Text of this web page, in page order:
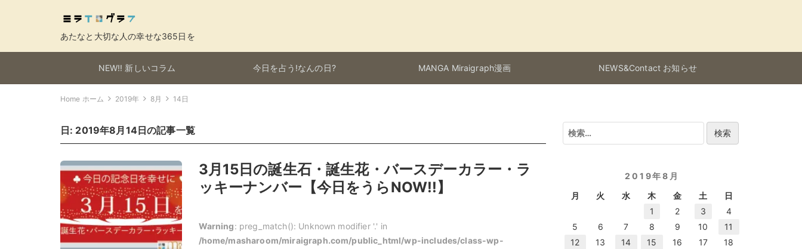
あたなと大切な人の幸せな365日を
NEW!! 新しいコラム 今日を占う!なんの日? MANGA Miraigraph漫画 NEWS&Contact お知らせ
Home ホーム 2019年 8月 14日
日: 2019年8月14日の記事一覧
3月15日の誕生石・誕生花・バースデーカラー・ラ
ッキーナンバー【今日をうらNOW!!】
Warning: preg_match(): Unknown modifier '.' in
/home/masharoom/miraigraph.com/public_html/wp-includes/class-wp-
検
索:
2019年8月
月
火 水 木 金 土
日
1
2 3
4
5
6 7 8 9 10
11
12
13 14 15 16 17
18